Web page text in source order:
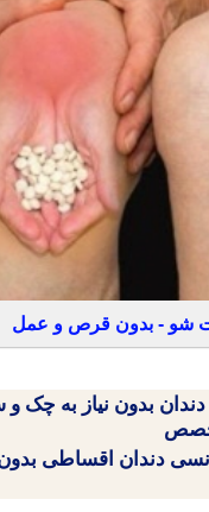
شو - بدون قرص و عمل
بدون نیاز به چک
دندان اقساطی